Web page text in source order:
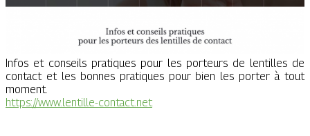
Infos et conseils pratiques pour les porteurs de lentilles de
contact et les bonnes pratiques pour bien les porter à tout
moment.
https://www.lentille-contact.net